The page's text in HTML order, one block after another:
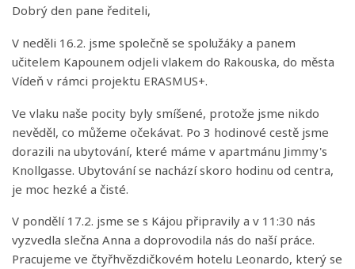
Dobrý den pane řediteli,
V neděli 16.2. jsme společně se spolužáky a panem
učitelem Kapounem odjeli vlakem do Rakouska, do města
Vídeň v rámci projektu ERASMUS+.
Ve vlaku naše pocity byly smíšené, protože jsme nikdo
nevěděl, co můžeme očekávat. Po 3 hodinové cestě jsme
dorazili na ubytování, které máme v apartmánu Jimmy's
Knollgasse. Ubytování se nachází skoro hodinu od centra,
je moc hezké a čisté.
V pondělí 17.2. jsme se s Kájou připravily a v 11:30 nás
vyzvedla slečna Anna a doprovodila nás do naší práce.
Pracujeme ve čtyřhvězdičkovém hotelu Leonardo, který se